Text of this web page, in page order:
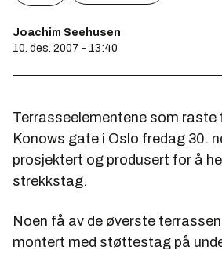
Joachim Seehusen
10. des. 2007 - 13:40
Terrasseelementene som raste
Konows gate i Oslo fredag 30.
prosjektert og produsert for å
strekkstag.
Noen få av de øverste
montert med støttestag på